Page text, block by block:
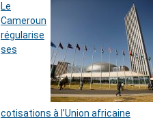
Le
Cameroun
régularise
ses
cotisations à l’Union africaine